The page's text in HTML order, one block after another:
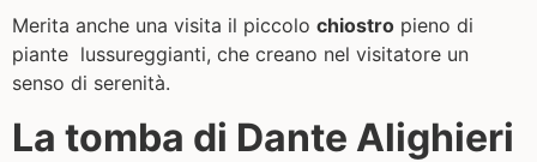
Merita anche una visita il piccolo chiostro pieno di
piante lussureggianti, che creano nel visitatore un
senso di serenità.
La tomba di Dante Alighieri